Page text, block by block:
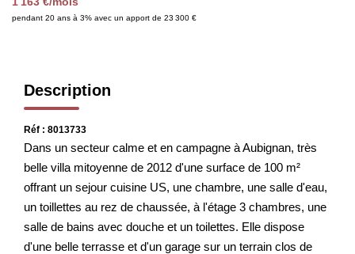
pendant 20 ans à 3% avec un apport de 23 300 €
Description
Réf : 8013733
Dans un secteur calme et en campagne à Aubignan, très
belle villa mitoyenne de 2012 d'une surface de 100 m²
offrant un sejour cuisine US, une chambre, une salle d'eau,
un toillettes au rez de chaussée, à l'étage 3 chambres, une
salle de bains avec douche et un toilettes. Elle dispose
d'une belle terrasse et d'un garage sur un terrain clos de